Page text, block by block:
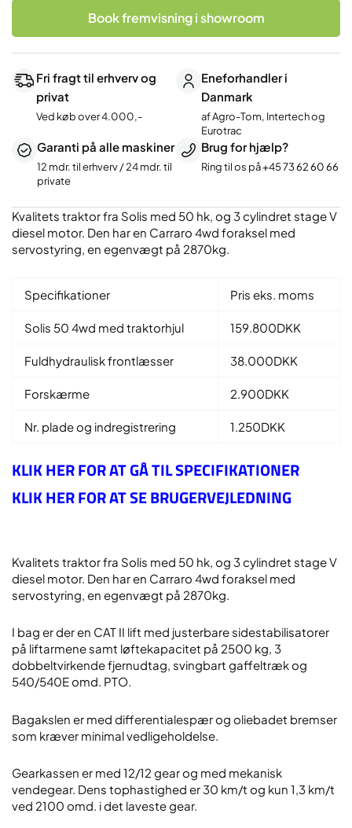
Book fremvisning i showroom
Fri fragt til erhverv og
privat
Ved køb over 4.000,-
Eneforhandler i
Danmark
af Agro-Tom, Intertech og
Eurotrac
Garanti på alle maskiner
12 mdr. til erhverv / 24 mdr. til
private
Brug for hjælp?
Ring til os på+45 73 62 60 66
Kvalitets traktor fra Solis med 50 hk, og 3 cylindret stage V
diesel motor. Den har en Carraro 4wd foraksel med
servostyring, en egenvægt på 2870kg.
Specifikationer Pris eks. moms
Solis 50 4wd med traktorhjul 159.800DKK
Fuldhydraulisk frontlæsser 38.000DKK
Forskærme 2.900DKK
Nr. plade og indregistrering 1.250DKK
KLIK HER FOR AT GÅ TIL SPECIFIKATIONER
KLIK HER FOR AT SE BRUGERVEJLEDNING
Kvalitets traktor fra Solis med 50 hk, og 3 cylindret stage V
diesel motor. Den har en Carraro 4wd foraksel med
servostyring, en egenvægt på 2870kg.
I bag er der en CAT II lift med justerbare sidestabilisatorer
på liftarmene samt løftekapacitet på 2500 kg, 3
dobbeltvirkende fjernudtag, svingbart gaffeltræk og
540/540E omd. PTO.
Bagakslen er med differentialespær og oliebadet bremser
som kræver minimal vedligeholdelse.
Gearkassen er med 12/12 gear og med mekanisk
vendegear. Dens tophastighed er 30 km/t og kun 1,3 km/t
ved 2100 omd. i det laveste gear.